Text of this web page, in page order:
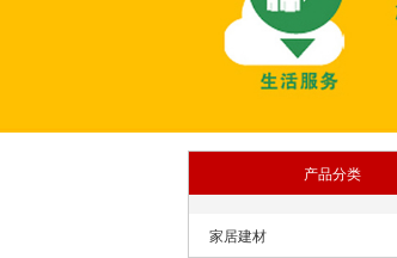
产品分类
家居建材